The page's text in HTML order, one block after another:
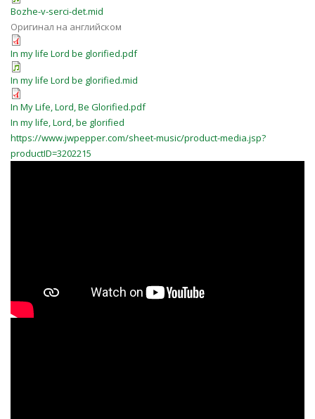
Bozhe-v-serci-det.mid
Оригинал на английском
In my life Lord be glorified.pdf
In my life Lord be glorified.mid
In My Life, Lord, Be Glorified.pdf
In my life, Lord, be glorified
https://www.jwpepper.com/sheet-music/product-media.jsp?
productID=3202215